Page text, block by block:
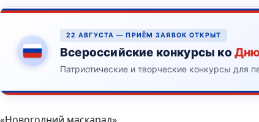
22 АВГУСТА — ПРИЁМ ЗАЯВОК ОТКРЫТ
Всероссийские конкурсы ко Дню
Патриотические и творческие конкурсы для